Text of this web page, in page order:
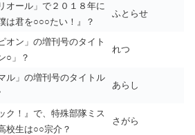
オール」で２０１８年に
は君を○○○たい！』？
ふとらせ
オン」の増刊号のタイト
○」？
れつ
ル」の増刊号のタイトル
あらし
ク！』で、特殊部隊ミス
校生は○○宗介？
さがら